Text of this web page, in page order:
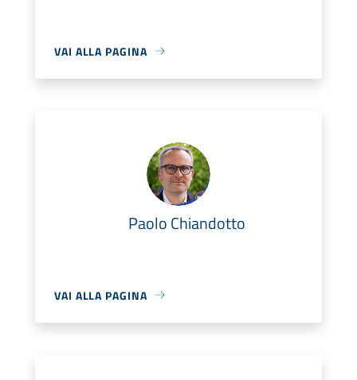
VAI ALLA PAGINA
Paolo Chiandotto
VAI ALLA PAGINA